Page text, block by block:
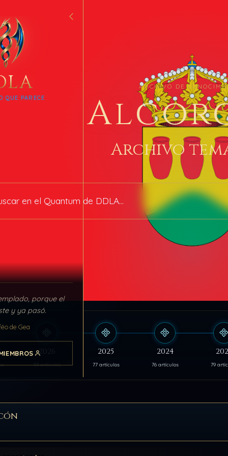
QUE PARECE
porque el
y ya pasó.
de Gea
ARCHIVO DE
Archivo
2026
53 artículos
2025
77 artículos
2024
76 artículos 79